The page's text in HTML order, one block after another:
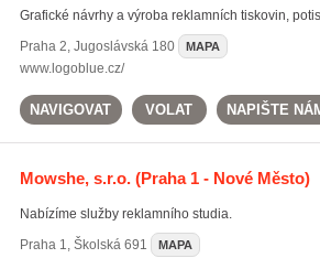
Grafické návrhy a výroba reklamních tiskovin,
Praha 2, Jugoslávská 180 MAPA
www.logoblue.cz/
NAVIGOVAT VOLAT NAPIŠTE
Mowshe, s.r.o.(Praha 1 - Nové Město)
Nabízíme služby reklamního studia.
Praha 1, Školská 691 MAPA